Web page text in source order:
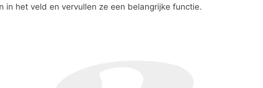
in het veld en vervullen ze een belangrijke functie.